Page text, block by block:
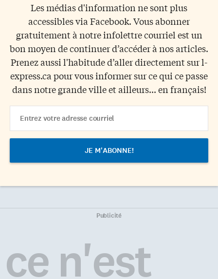
Les médias d'information ne sont plus
accessibles via Facebook. Vous abonner
gratuitement à notre infolettre courriel est un
bon moyen de continuer d’accéder à nos articles.
Prenez aussi l'habitude d’aller directement sur l-
express.ca pour vous informer sur ce qui ce passe
dans notre grande ville et ailleurs... en français!
Address
Publicité
ce n'est